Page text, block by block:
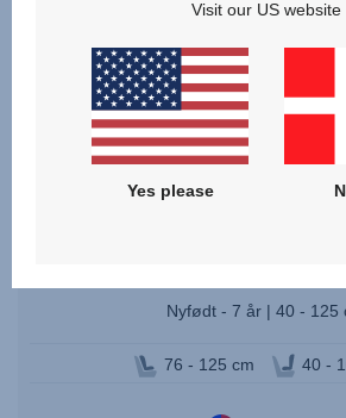
Nyfødt - 7 år | 40 - 125
76 - 125 cm 40 -
Visit our US website
Yes please